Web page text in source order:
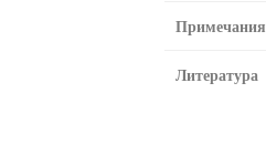
Примечания
Литература